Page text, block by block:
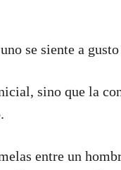
se siente a
sino que la
entre un